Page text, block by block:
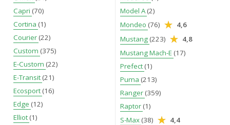
Capri (70)
Cortina (1)
Courier (22)
Custom (375)
E-Custom (22)
E-Transit (21)
Ecosport (16)
Edge (12)
Elliot (1)
Model A(2)
Mondeo (76)
4,6
Mustang (223)
4,8
Mustang Mach-E (17)
Prefect (1)
Puma (213)
Ranger (359)
Raptor (1)
S-Max (38)
4,4